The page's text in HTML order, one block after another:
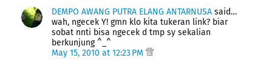
DEMPO AWANG PUTRA ELANG ANTARNUSA said…
wah, ngecek Y! gmn klo kita tukeran link? biar
sobat nnti bisa ngecek d tmp sy sekalian
berkunjung ^_^
May 15, 2010 at 12:23 PM